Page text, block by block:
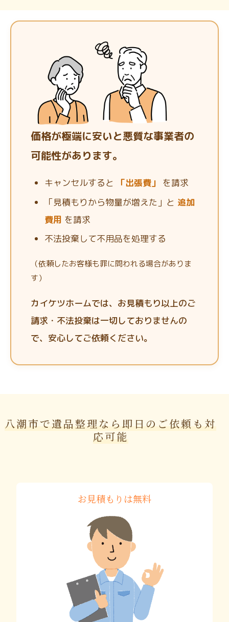
価格が極端に安いと悪質な事業者の
可能性があります。
キャンセルすると 「出張費」
を請求
「見積もりから物量が増えた」と 追加
費用 を請求
不法投棄して不用品を処理する
（依頼したお客様も罪に問われる場合がありま
す）
カイケツホームでは、お見積もり以上のご
請求・不法投棄は一切しておりませんの
で、安心してご依頼ください。
八潮市で遺品整理なら即日のご依頼も対
応可能
お見積もりは無料